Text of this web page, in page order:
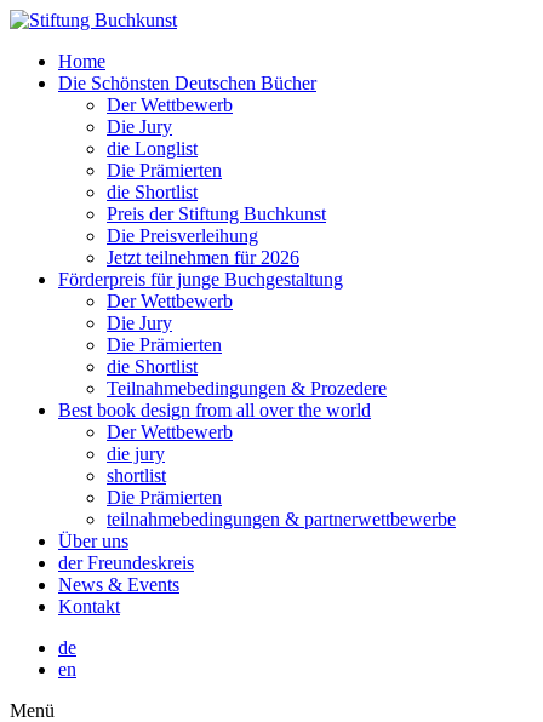
Home
Die Schönsten Deutschen Bücher
Der Wettbewerb
Die Jury
die Longlist
Die Prämierten
die Shortlist
Preis der Stiftung Buchkunst
Die Preisverleihung
Jetzt teilnehmen für 2026
Förderpreis für junge Buchgestaltung
Der Wettbewerb
Die Jury
Die Prämierten
die Shortlist
Teilnahmebedingungen & Prozedere
Best book design from all over the world
Der Wettbewerb
die jury
shortlist
Die Prämierten
teilnahmebedingungen & partnerwettbewerbe
Über uns
der Freundeskreis
News & Events
Kontakt
de
en
Menü